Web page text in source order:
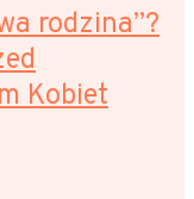
rodzina”?
Kobiet